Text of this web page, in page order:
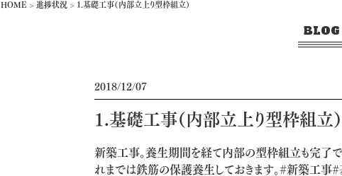
HOME > 進捗状況 > 1.基礎工事（内部立上り型枠組立）
BLOG
2018/12/07
1.基礎工事（内部立上り型枠組立）
新築工事。養生期間を経て内部の型枠組立も完了で
れまでは鉄筋の保護養生しておきます。#新築工